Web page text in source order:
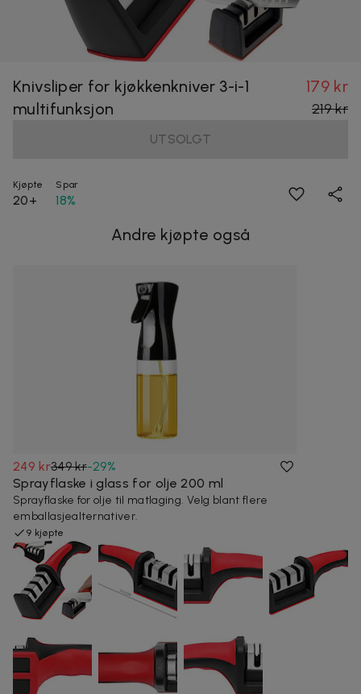
Knivsliper for kjøkkenkniver 3-i-1
multifunksjon
179 kr
219 kr
UTSOLGT
Kjøpte
20+
Spar
18%
Andre kjøpte også
249 kr349 kr-29%
Sprayflaske i glass for olje 200 ml
Sprayflaske for olje til matlaging. Velg blant flere
emballasjealternativer.
9 kjøpte